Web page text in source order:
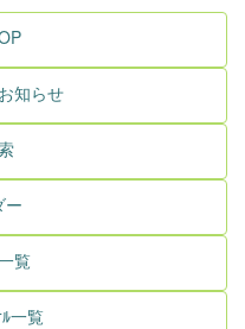
知らせ
ー
覧
一覧